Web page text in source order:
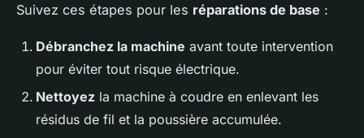
Suivez ces étapes pour les réparations de base :
Débranchez la machine avant toute intervention
pour éviter tout risque électrique.
Nettoyez la machine à coudre en enlevant les
résidus de fil et la poussière accumulée.